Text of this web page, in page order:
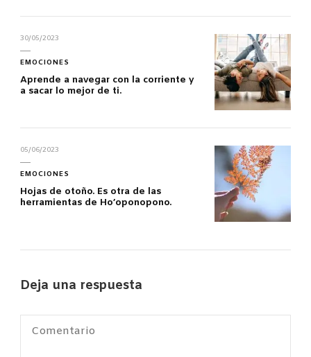
30/05/2023
EMOCIONES
Aprende a navegar con la corriente y
a sacar lo mejor de ti.
05/06/2023
EMOCIONES
Hojas de otoño. Es otra de las
herramientas de Ho’oponopono.
Deja una respuesta